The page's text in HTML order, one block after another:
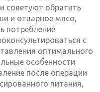
советуют обратить
и отварное мясо,
потребление
с
оптимального
особенности
после операции
питания,